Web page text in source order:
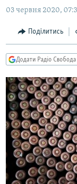
основної
навігації
Перейти
до
пошуку
ЕКОНОМІКА
СУСПІЛЬСТВО
УКРАЇНА
СВІТ
РОСІЙСЬКА
ДОНБАС.РЕАЛІЇ
ТИ ЯК?
СХЕМИ
КИТАЙ.ВИКЛИКИ
МУЛЬТИМЕДІА
ФОТО
СПЕЦПРОЄКТИ
ПОДКАСТИ
03 червня 2020,
Поділитись
Додати Радіо